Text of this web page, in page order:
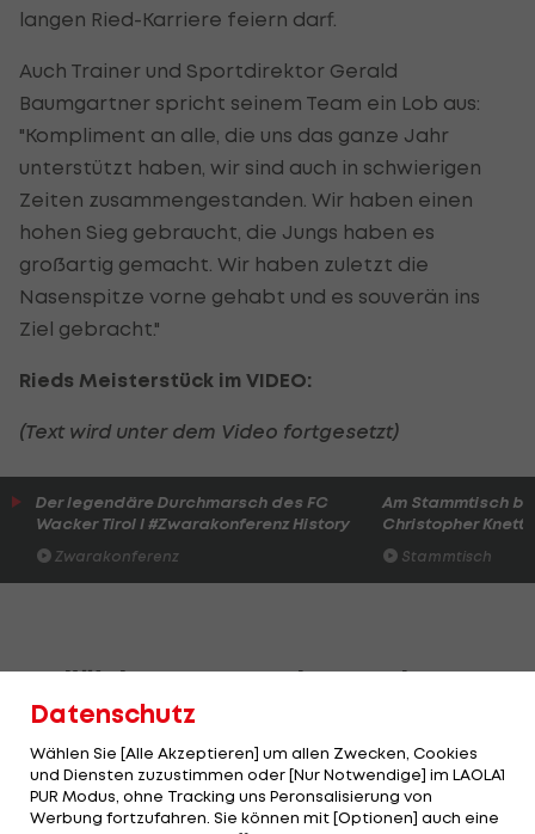
langen Ried-Karriere feiern darf.
Auch Trainer und Sportdirektor Gerald
Baumgartner spricht seinem Team ein Lob aus:
"Kompliment an alle, die uns das ganze Jahr
unterstützt haben, wir sind auch in schwierigen
Zeiten zusammengestanden. Wir haben einen
hohen Sieg gebraucht, die Jungs haben es
großartig gemacht. Wir haben zuletzt die
Nasenspitze vorne gehabt und es souverän ins
Ziel gebracht."
Rieds Meisterstück im VIDEO:
(Text wird unter dem Video fortgesetzt)
Der legendäre Durchmarsch des FC
Wacker Tirol I #Zwarakonferenz History
Zwarakonferenz
Am Stammtisch
Christopher Knett
Stammtisch
Dreijährige Durststrecke zu Ende
in der etwas chaotischen Saison 2016/17
eingeleitet wurde. Die war nicht nur von einem
Datenschutz
Wählen Sie [Alle Akzeptieren] um allen Zwecken, Cookies
und Diensten zuzustimmen oder [Nur Notwendige] im LAOLA1
PUR Modus, ohne Tracking uns Peronsalisierung von
Werbung fortzufahren. Sie können mit [Optionen] auch eine